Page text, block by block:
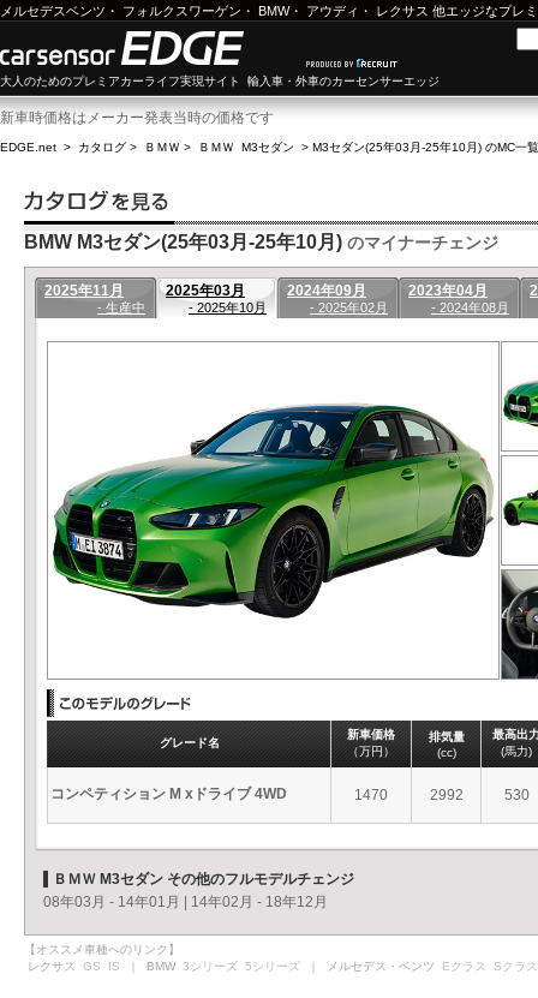
メルセデスベンツ ・ フォルクスワーゲン ・ BMW・ アウディ ・ レクサス 他エッジなプレ
大人のためのプレミアカーライフ実現サイト 輸入車・外車のカーセンサーエッジ
新車時価格はメーカー発表当時の価格です
EDGE.net > カタログ > ＢＭＷ > ＢＭＷ M3セダン > M3セダン(25年03月-25年10月) のMC一覧
BMW M3セダン(25年03月-25年10月) のマイナーチェンジ
2025年11月
- 生産中
2025年03月
- 2025年10月
2024年09月
- 2025年02月
2023年04月
- 2024年08月
グレード名
新車価格
（万円）
排気量
(cc)
最高出
(馬力)
コンペティション M xドライブ 4WD 1470 2992 530
ＢＭＷ M3セダン その他のフルモデルチェンジ
08年03月 - 14年01月
14年02月 - 18年12月
【オススメ車種へのリンク】
レクサス GS IS ｜ BMW 3シリーズ 5シリーズ ｜ メルセデス・ベンツ Eクラス Sクラス